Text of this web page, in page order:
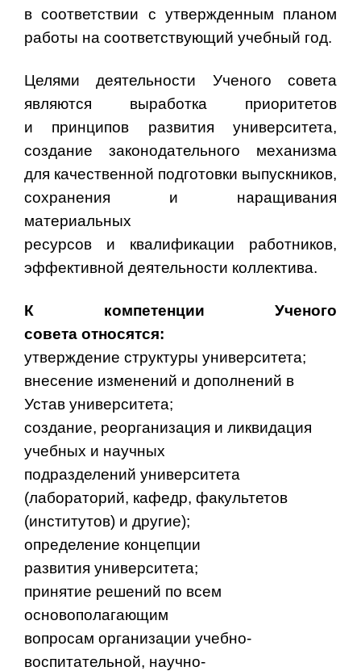
в соответствии с утвержденным планом
работы на соответствующий учебный год.
Целями деятельности Ученого совета
являются выработка приоритетов
и принципов развития университета,
создание законодательного механизма
для качественной подготовки выпускников,
сохранения и наращивания
материальных
ресурсов и квалификации работников,
эффективной деятельности коллектива.
К компетенции Ученого
совета относятся:
утверждение структуры университета;
внесение изменений и дополнений в
Устав университета;
создание, реорганизация и ликвидация
учебных и научных
подразделений университета
(лабораторий, кафедр, факультетов
(институтов) и другие);
определение концепции
развития университета;
принятие решений по всем
основополагающим
вопросам организации учебно-
воспитательной, научно-